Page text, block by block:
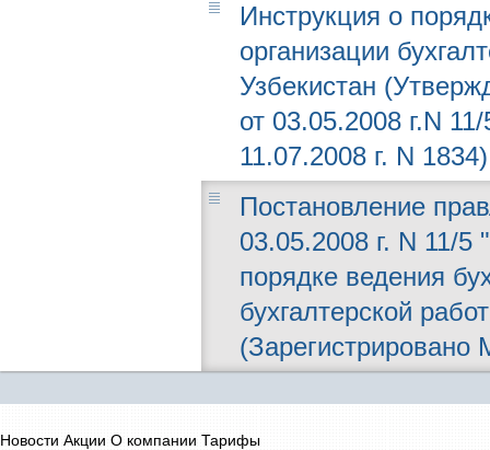
Инструкция о
организации
Узбекистан
от 03.05.2008 г.N
11.07.2008 г. N 1834)
Постановление
03.05.2008 г. N 11/
порядке ведения
бухгалтерской
Новости Акции О компании Тарифы